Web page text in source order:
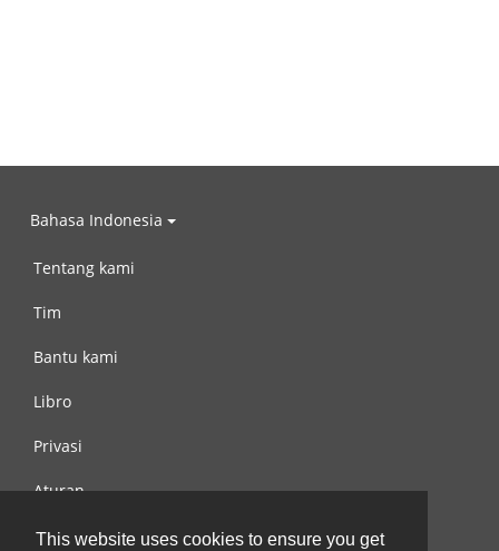
This website uses cookies to ensure you get
Bahasa Indonesia
Tentang kami
Tim
Bantu kami
Libro
Privasi
Aturan
Hubungi kami